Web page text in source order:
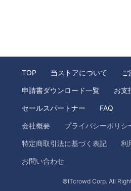
TOP 当ストアについて ご
申請書ダウンロード一覧 お支
セールスパートナー FAQ
会社概要 プライバシーポリシ
特定商取引法に基づく表記 利
お問い合わせ
©ITcrowd Corp. All